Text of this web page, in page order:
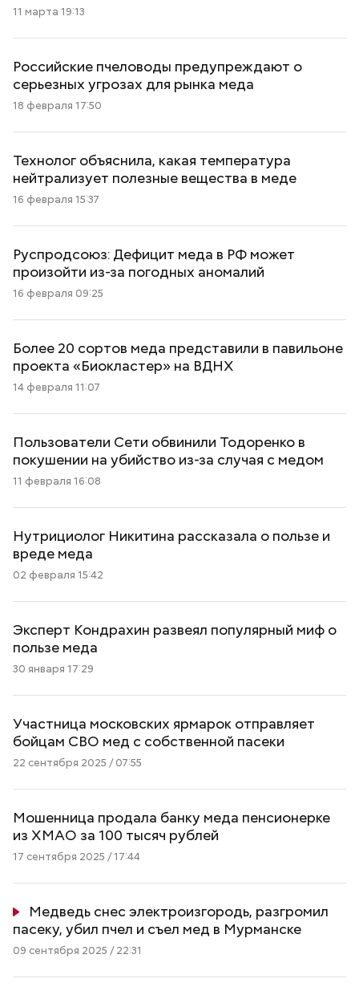
11 марта 19:13
Российские пчеловоды предупреждают о
серьезных угрозах для рынка меда
18 февраля 17:50
Технолог объяснила, какая температура
нейтрализует полезные вещества в меде
16 февраля 15:37
Руспродсоюз: Дефицит меда в РФ может
произойти из-за погодных аномалий
16 февраля 09:25
Более 20 сортов меда представили в павильоне
проекта «Биокластер» на ВДНХ
14 февраля 11:07
Пользователи Сети обвинили Тодоренко в
покушении на убийство из-за случая с медом
11 февраля 16:08
Нутрициолог Никитина рассказала о пользе и
вреде меда
02 февраля 15:42
Эксперт Кондрахин развеял популярный миф о
пользе меда
30 января 17:29
Участница московских ярмарок отправляет
бойцам СВО мед с собственной пасеки
22 сентября 2025 / 07:55
Мошенница продала банку меда пенсионерке
из ХМАО за 100 тысяч рублей
17 сентября 2025 / 17:44
Медведь снес электроизгородь, разгромил
пасеку, убил пчел и съел мед в Мурманске
09 сентября 2025 / 22:31